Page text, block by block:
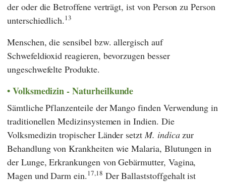
der oder die Betroffene verträgt, ist von Person zu Person
unterschiedlich.13
Menschen, die sensibel bzw. allergisch auf
Schwefeldioxid reagieren, bevorzugen besser
ungeschwefelte Produkte.
Volksmedizin - Naturheilkunde
Sämtliche Pflanzenteile der Mango finden Verwendung in
traditionellen Medizinsystemen in Indien. Die
Volksmedizin tropischer Länder setzt M. indicazur
Behandlung von Krankheiten wie Malaria, Blutungen in
der Lunge, Erkrankungen von Gebärmutter, Vagina,
Magen und Darm ein.17,18 Der Ballaststoffgehalt ist